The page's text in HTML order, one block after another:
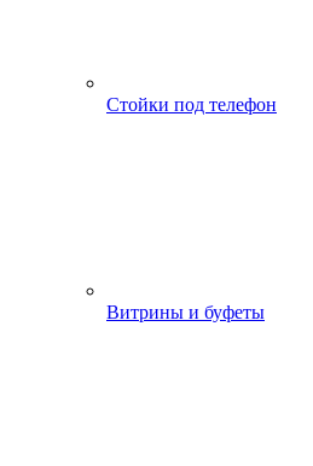
Стойки под телефон
Витрины и буфеты